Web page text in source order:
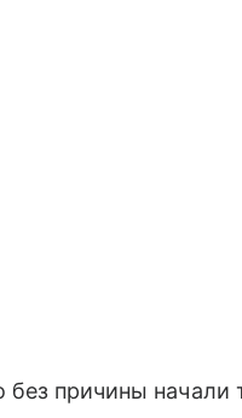
причины